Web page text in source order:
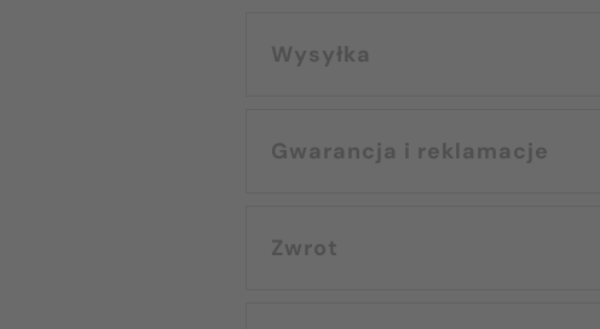
Wysyłka
Gwarancja i reklamacje
Zwrot